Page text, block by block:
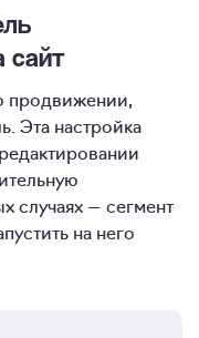
сайт
продвижении,
Эта настройка
случаях — сегмент
на него